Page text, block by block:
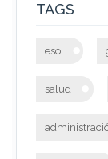
TAGS
eso
salud